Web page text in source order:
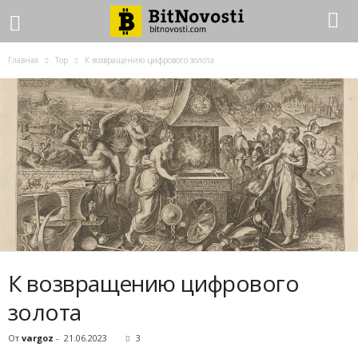
Главная Top К возвращению цифрового золота
К возвращению цифрового
золота
От vargoz - 21.06.2023 3